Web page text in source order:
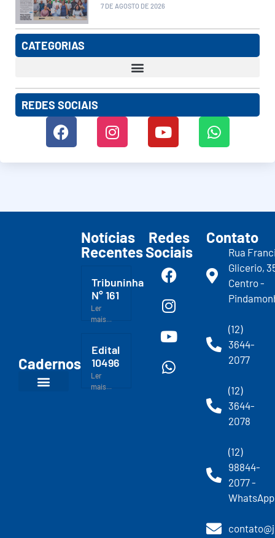
7 DE AGOSTO DE 2026
CATEGORIAS
REDES SOCIAIS
Cadernos
Notícias
Recentes
Tribuninha
N° 161
Ler
mais...
Edital
10496
Ler
mais...
Redes
Sociais
Contato
Rua
Glicerio,
Centro -
(12)
3644-
2077
(12)
3644-
2078
(12)
98844-
2077 -
WhatsApp